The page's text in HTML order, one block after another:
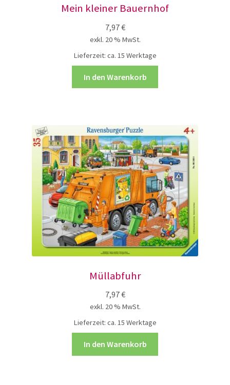
Mein kleiner Bauernhof
7,97€
exkl. 20 % MwSt.
Lieferzeit: ca. 15 Werktage
In den Warenkorb
Müllabfuhr
7,97€
exkl. 20 % MwSt.
Lieferzeit: ca. 15 Werktage
In den Warenkorb